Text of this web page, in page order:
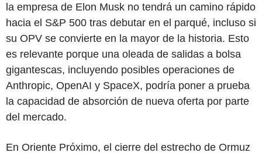
la empresa de Elon Musk no tendrá un camino rápido
hacia el S&P 500 tras debutar en el parqué, incluso si
su OPV se convierte en la mayor de la historia. Esto
es relevante porque una oleada de salidas a bolsa
gigantescas, incluyendo posibles operaciones de
Anthropic, OpenAI y SpaceX, podría poner a prueba
la capacidad de absorción de nueva oferta por parte
del mercado.
En Oriente Próximo, el cierre del estrecho de Ormuz